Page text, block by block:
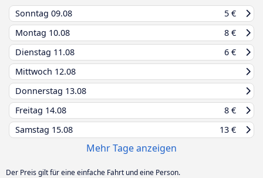
Sonntag 09.08
5 €
Montag 10.08
8 €
Dienstag 11.08
6 €
Mittwoch 12.08
Donnerstag 13.08
Freitag 14.08
8 €
Samstag 15.08 13 €
Mehr Tage anzeigen
Der Preis gilt für eine einfache Fahrt und eine Person.